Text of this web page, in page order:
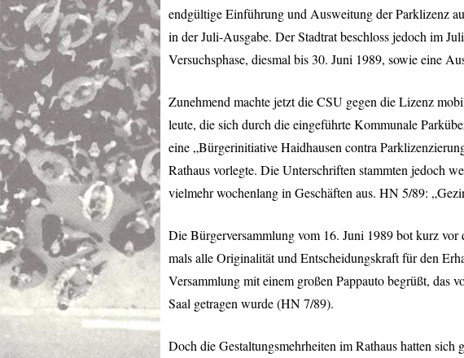
endgültige Einführung und Ausweitung der Parklizenz
in der Juli-Ausgabe. Der Stadtrat beschloss jedoch im
Versuchsphase, diesmal bis 30. Juni 1989, sowie eine
Zunehmend machte jetzt dieCSU gegen die Lizenz
leute, die sich durch die eingeführte Kommunale
eine „Bürgerinitiative Haidhausen contra
Rathaus vorlegte. Die Unterschriften stammten jedoch
vielmehr wochenlang in Geschäften aus. HN 5/89:
Die Bürgerversammlung vom 16. Juni 1989 bot kurz vor
mals alle Originalität und Entscheidungskraft für den
Versammlung mit einem großen Pappauto begrüßt, das
Saal getragen wurde (HN 7/89).
Doch die Gestaltungsmehrheiten im Rathaus hatten